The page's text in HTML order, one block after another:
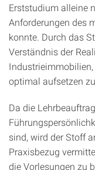
Erststudium alleine
Anforderungen des
konnte. Durch das
Verständnis der
optimal aufsetzen
Da die
sind, wird der Stoff
Praxisbezug
die Vorlesungen zu